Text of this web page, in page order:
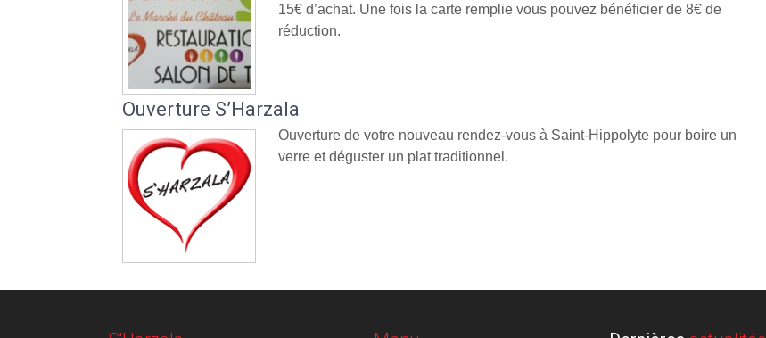
15€ d’achat. Une fois la carte remplie vous pouvez bénéficier de 8€ de
réduction.
Ouverture S’Harzala
Ouverture de votre nouveau rendez-vous à Saint-Hippolyte pour boire un
verre et déguster un plat traditionnel.